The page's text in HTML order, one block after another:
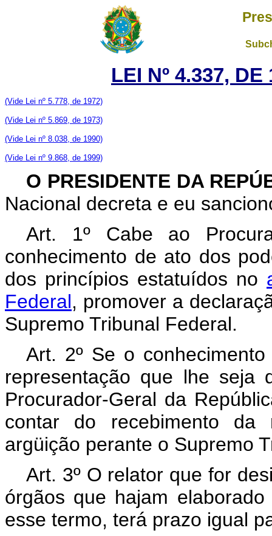
LEI Nº 4.337,
(Vide Lei nº 5.778, de 1972)
(Vide Lei nº 5.869, de 1973)
(Vide Lei nº 8.038, de 1990)
(Vide Lei nº 9.868, de 1999)
O PRESIDENTE DA
Nacional decreta e eu
Art. 1º Cabe ao
conhecimento de ato dos
dos princípios estatuídos no
Federal, promover a
Supremo Tribunal Federal.
Art. 2º Se o
representação que lhe seja
Procurador-Geral da
contar do recebimento da
argüição perante o Supremo
Art. 3º O relator que for
órgãos que hajam
esse termo, terá prazo igual